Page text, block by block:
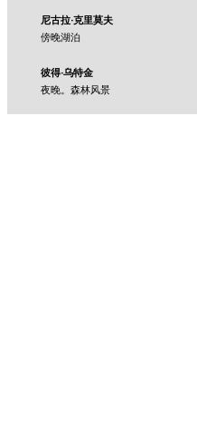
尼古拉·克里莫夫
傍晚湖泊
彼得·乌特金
夜晚。森林风景